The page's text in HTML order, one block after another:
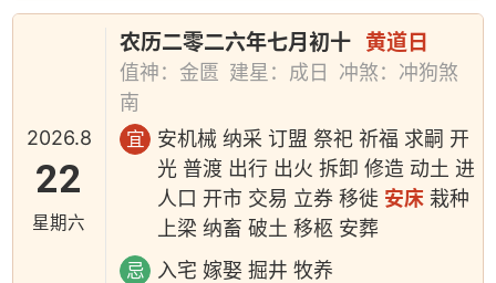
2026.8
22
星期六
农历二零二六年七月初十 黄道日
值神：金匮 建星：成日
冲煞：冲狗煞
南
宜
安机械 纳采 订盟 祭祀 祈福 求嗣 开
光 普渡 出行 出火 拆卸 修造 动土 进
人口 开市 交易 立券 移徙 安床 栽种
上梁 纳畜 破土 移柩 安葬
忌 入宅 嫁娶 掘井 牧养